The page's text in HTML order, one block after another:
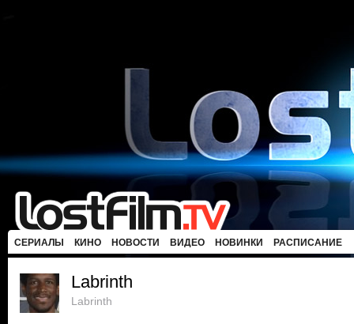
СЕРИАЛЫ КИНО НОВОСТИ ВИДЕО НОВИНКИ РАСПИСАНИЕ
Labrinth
Labrinth